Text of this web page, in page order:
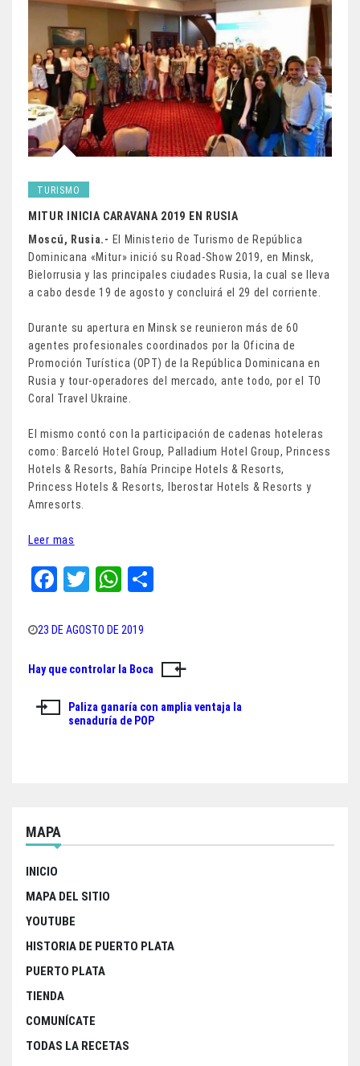
TURISMO
MITUR INICIA CARAVANA 2019 EN RUSIA
Moscú, Rusia.- El Ministerio de Turismo de República
Dominicana «Mitur» inició su Road-Show 2019, en Minsk,
Bielorrusia y las principales ciudades Rusia, la cual se lleva
a cabo desde 19 de agosto y concluirá el 29 del corriente.
Durante su apertura en Minsk se reunieron más de 60
agentes profesionales coordinados por la Oficina de
Promoción Turística (OPT) de la República Dominicana en
Rusia y tour-operadores del mercado, ante todo, por el TO
Coral Travel Ukraine.
El mismo contó con la participación de cadenas hoteleras
como: Barceló Hotel Group, Palladium Hotel Group, Princess
Hotels & Resorts, Bahía Principe Hotels & Resorts,
Princess Hotels & Resorts, Iberostar Hotels & Resorts y
Amresorts.
Leer mas
Fa
bo
T
tt
er
W
ts
A
pp
23 DE AGOSTO DE 2019
Navegación
de
Hay que controlar la Boca
Paliza ganaría con amplia ventaja la
senaduría de POP
MAPA
INICIO
MAPA DEL SITIO
YOUTUBE
HISTORIA DE PUERTO PLATA
PUERTO PLATA
TIENDA
COMUNÍCATE
TODAS LA RECETAS